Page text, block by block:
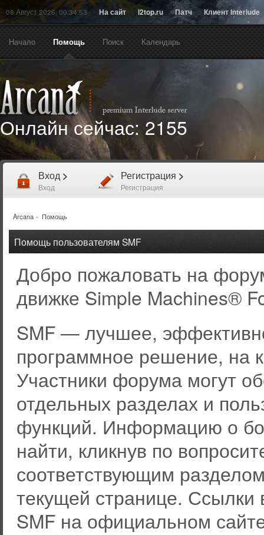
08 Август 2026, 00:34:53 На сайт l2top.ru Патч Клиент Interlude
Начало Помощь Поиск Календарь
Онлайн сейчас:2155
Вход >
Вход
Регистрация >
Регистрация
Arcana» Помощь
Помощь пользователям SMF
Добро пожаловать на
движке Simple Machines®
SMF — лучшее,
программное решение, на
Участники форума могут
отдельных разделах и
функций. Информацию о
найти, кликнув по
соответствующим
текущей странице. Ссылки
SMF на официальном